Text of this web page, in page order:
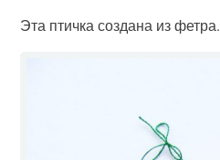
Эта птичка создана из фетра.